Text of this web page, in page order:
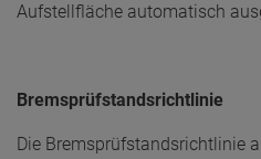
Aufstellfläche automatisch
Bremsprüfstandsrichtlinie
Die Bremsprüfstandsrichtlinie